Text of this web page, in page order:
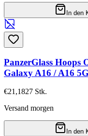
In den
PanzerGlass Hoops
Galaxy A16 / A16
€21,1827 Stk.
Versand morgen
In den